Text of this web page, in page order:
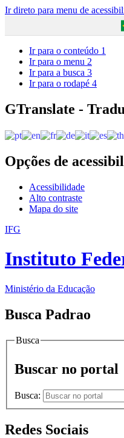
Ir direto para menu de
Ir para o conteúdo 1
Ir para o menu 2
Ir para a busca 3
Ir para o rodapé 4
GTranslate -
Opções de
Acessibilidade
Alto contraste
Mapa do site
IFG
Instituto
Ministério da Educação
Busca Padrao
Busca
Buscar no portal
Busca:
Redes Sociais